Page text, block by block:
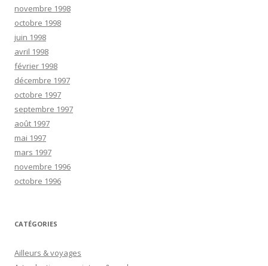
novembre 1998
octobre 1998
juin 1998
avril 1998
février 1998
décembre 1997
octobre 1997
septembre 1997
août 1997
mai 1997
mars 1997
novembre 1996
octobre 1996
CATÉGORIES
Ailleurs & voyages